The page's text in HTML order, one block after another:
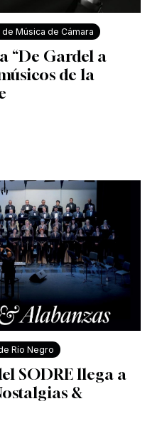
Música de Cámara
“De Gardel a
de la
Río Negro
SODRE llega a
&